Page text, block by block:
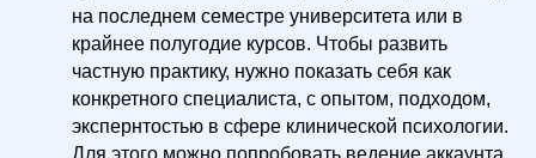
на последнем семестре университета или в
крайнее полугодие курсов. Чтобы развить
частную практику, нужно показать себя как
конкретного специалиста, с опытом, подходом,
экспернтостью в сфере клинической психологии.
Для этого можно попробовать ведение аккаунта